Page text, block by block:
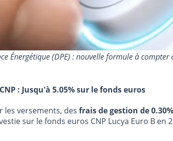
Énergétique (DPE) : nouvelle formule à
: Jusqu'à 5.05% sur le fonds euros
les versements, des frais de gestion de
sur le fonds euros CNP Lucya Euro B en